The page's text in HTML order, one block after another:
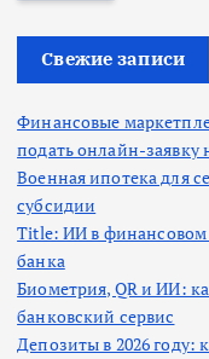
Свежие записи
Финансовые
подать онлайн-заявку
Военная ипотека для
субсидии
Title: ИИ в финансовом
банка
Биометрия, QR и ИИ:
банковский сервис
Депозиты в 2026 году: